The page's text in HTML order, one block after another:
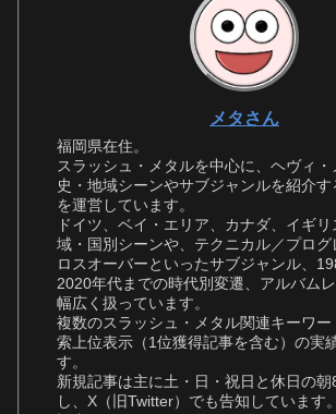
メタさん
福岡県在住。
スラッシュ・メタルを中心に、ヘヴィ
史・地域シーンやサブジャンルを紹介
を運営しています。
ドイツ、ベイ・エリア、カナダ、イギ
域・国別シーンや、テクニカル／プログ
ロスオーバーといったサブジャンル、
2020年代までの時代別変遷、アルバム
幅広く扱っています。
複数のスラッシュ・メタル関連キーワ
索上位表示（1位獲得記事を含む）の実
す。
新規記事は主に土・日・祝日と休日の朝
し、X（旧Twitter）でも告知しています。